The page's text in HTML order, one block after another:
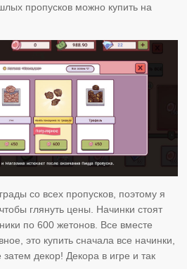
пропусков можно купить на
со всех пропусков, поэтому я
глянуть цены. Начинки стоят
по 600 жетонов. Все вместе
это купить сначала все начинки,
декор! Декора в игре и так